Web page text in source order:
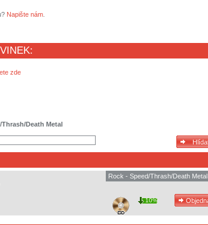
Napište nám
zde
Thrash/Death Metal
Rock - Speed/Thrash/Death Metal
10%